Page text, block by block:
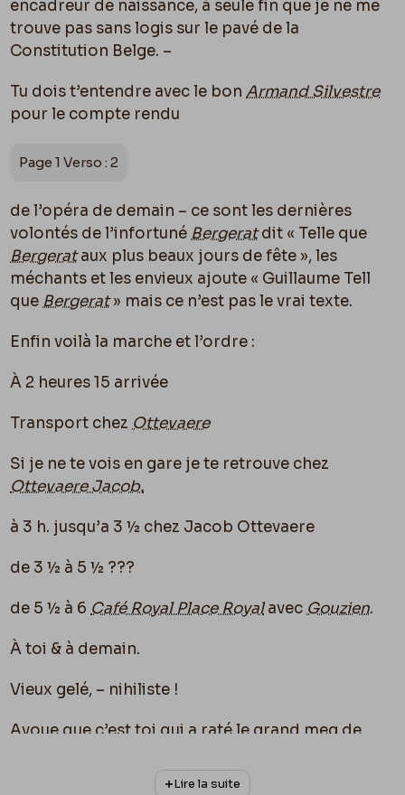
encadreur de naissance, à seule fin que je ne me
trouve pas sans logis sur le pavé de la
Constitution Belge. –
Tu dois t’entendre avec le bonArmand Silvestre
pour le compte rendu
Page 1 Verso : 2
de l’opéra de demain – ce sont les dernières
volontés de l’infortuné Bergeratdit « Telle que
Bergerataux plus beaux jours de fête », les
méchants et les envieux ajoute « Guillaume Tell
que Bergerat» mais ce n’est pas le vrai texte.
Enfin voilà la marche et l’ordre :
À 2 heures 15 arrivée
Transport chez Ottevaere
Si je ne te vois en gare je te retrouve chez
Ottevaere Jacob.
à 3 h. jusqu’a 3 ½ chez Jacob Ottevaere
de 3 ½ à 5 ½ ???
de 5 ½ à 6 Café Royal Place Royalavec Gouzien.
À toi & à demain.
Vieux gelé, – nihiliste !
Avoue que c’est toi qui a raté le grand meg de
Lire la suite